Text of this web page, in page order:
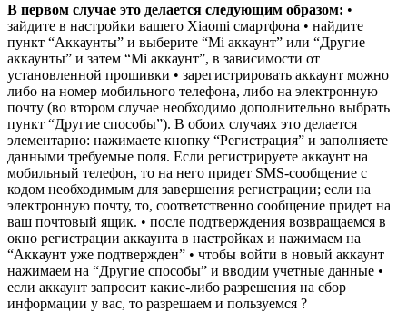
В первом случае это делается следующим образом: •
зайдите в настройки вашего Xiaomi смартфона • найдите
пункт “Аккаунты” и выберите “Mi аккаунт” или “Другие
аккаунты” и затем “Mi аккаунт”, в зависимости от
установленной прошивки • зарегистрировать аккаунт можно
либо на номер мобильного телефона, либо на электронную
почту (во втором случае необходимо дополнительно выбрать
пункт “Другие способы”). В обоих случаях это делается
элементарно: нажимаете кнопку “Регистрация” и заполняете
данными требуемые поля. Если регистрируете аккаунт на
мобильный телефон, то на него придет SMS-сообщение с
кодом необходимым для завершения регистрации; если на
электронную почту, то, соответственно сообщение придет на
ваш почтовый ящик. • после подтверждения возвращаемся в
окно регистрации аккаунта в настройках и нажимаем на
“Аккаунт уже подтвержден” • чтобы войти в новый аккаунт
нажимаем на “Другие способы” и вводим учетные данные •
если аккаунт запросит какие-либо разрешения на сбор
информации у вас, то разрешаем и пользуемся ?